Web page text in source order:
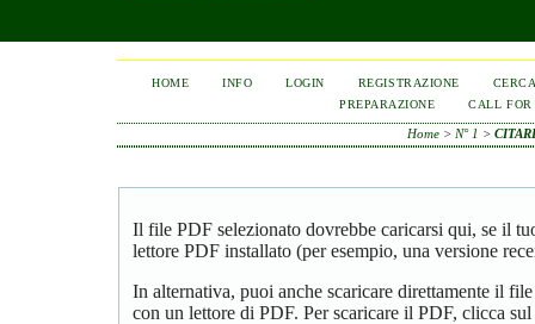
HOME INFO LOGIN REGISTRAZIONE
PREPARAZIONE
CALL FOR
Home> N° 1 >
Il file PDF selezionato dovrebbe caricarsi qui, se il
lettore PDF installato (per esempio, una versione
In alternativa, puoi anche scaricare direttamente il
con un lettore di PDF. Per scaricare il PDF, clicca